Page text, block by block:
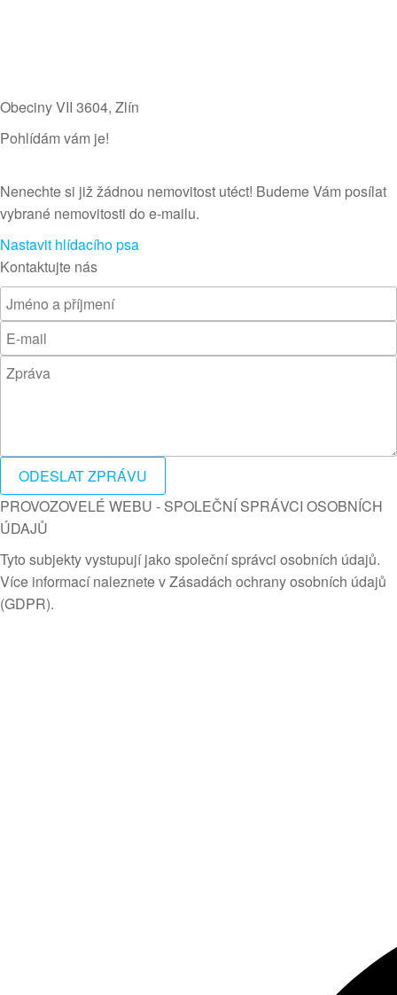
Obeciny VII 3604​, Zlín
Pohlídám vám je!
Nenechte si již žádnou nemovitost utéct! Budeme Vám posílat
vybrané nemovitosti do e-mailu.
Nastavit hlídacího psa
Kontaktujte nás
ODESLAT ZPRÁVU
PROVOZOVELÉ WEBU - SPOLEČNÍ SPRÁVCI OSOBNÍCH
ÚDAJŮ
Tyto subjekty vystupují jako společní správci osobních údajů.
Více informací naleznete v Zásadách ochrany osobních údajů
(GDPR).